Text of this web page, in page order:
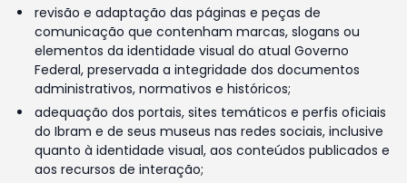
revisão e adaptação das páginas e peças de
comunicação que contenham marcas, slogans ou
elementos da identidade visual do atual Governo
Federal, preservada a integridade dos documentos
administrativos, normativos e históricos;
adequação dos portais, sites temáticos e perfis oficiais
do Ibram e de seus museus nas redes sociais, inclusive
quanto à identidade visual, aos conteúdos publicados e
aos recursos de interação;